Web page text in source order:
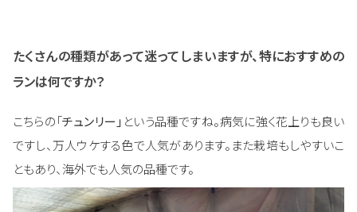
たくさんの種類があって迷ってしまいますが、特におすすめの
ランは何ですか？
こちらの「チュンリー」 という品種ですね。病気に強く花上りも良い
ですし、万人ウケする色で人気があります。また栽培もしやすいこ
ともあり、海外でも人気の品種です。